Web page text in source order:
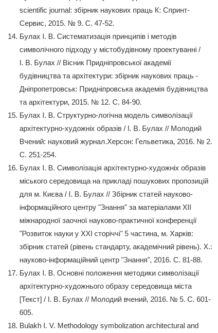
scientific journal: збірник наукових праць К: Спринт-
Сервис, 2015. № 9. С. 47-52.
Булах І. В. Систематизація принципів і методів
символічного підходу у містобудівному проектуванні /
І. В. Булах // Вісник Придніпровської академії
будівництва та архітектури: збірник наукових праць -
Дніпропетровськ: Придніпровська академія будівництва
та архітектури, 2015. № 12. С. 84-90.
Булах І. В. Структурно-логічна модель символізації
архітектурно-художніх образів / І. В. Булах // Молодий
Вчений: науковий журнал.Херсон: Гельветика, 2016. № 2.
С. 251-254.
Булах І. В. Символізація архітектурно-художніх образів
міського середовища на прикладі пошукових пропозицій
для м. Києва / І. В. Булах // Збірник статей науково-
інформаційного центру "Знання" за матеріалами ХІІ
міжнародної заочної науково-практичної конференції
"Розвиток науки у ХХІ сторіччі" 5 частина, м. Харків:
збірник статей (рівень стандарту, академічний рівень). Х.:
науково-інформаційний центр "Знання", 2016. С. 81-88.
Булах І. В. Основні положення методики символізації
архітектурно-художнього образу середовища міста
[Текст] / І. В. Булах // Молодий вчений, 2016. № 5. С. 601-
605.
Bulakh І. V. Methodology symbolization architectural and